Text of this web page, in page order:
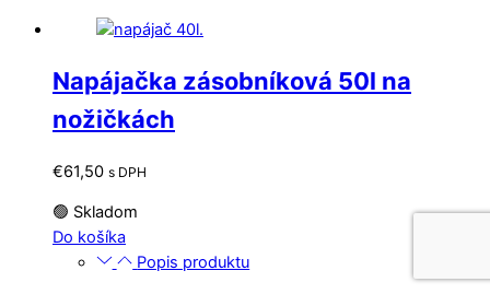
Napájačka zásobníková 50l na
nožičkách
€61,50 s DPH
🟢 Skladom
Do košíka
Popis produktu